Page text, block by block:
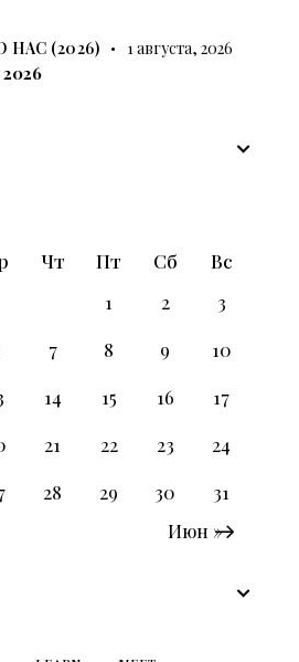
НАС (2026) 1 августа, 2026
Чт Пт Сб
Вс
1
2
3
7 8 9
10
14 15 16
17
21 22 23
24
28 29 30
31
Июн »